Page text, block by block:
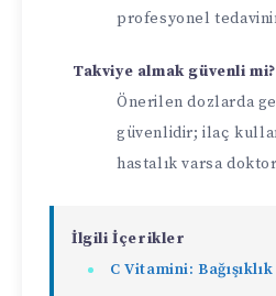
profesyonel
Takviye almak güvenli mi?
Önerilen dozlarda
güvenlidir; ilaç
hastalık varsa
İlgili İçerikler
C Vitamini: